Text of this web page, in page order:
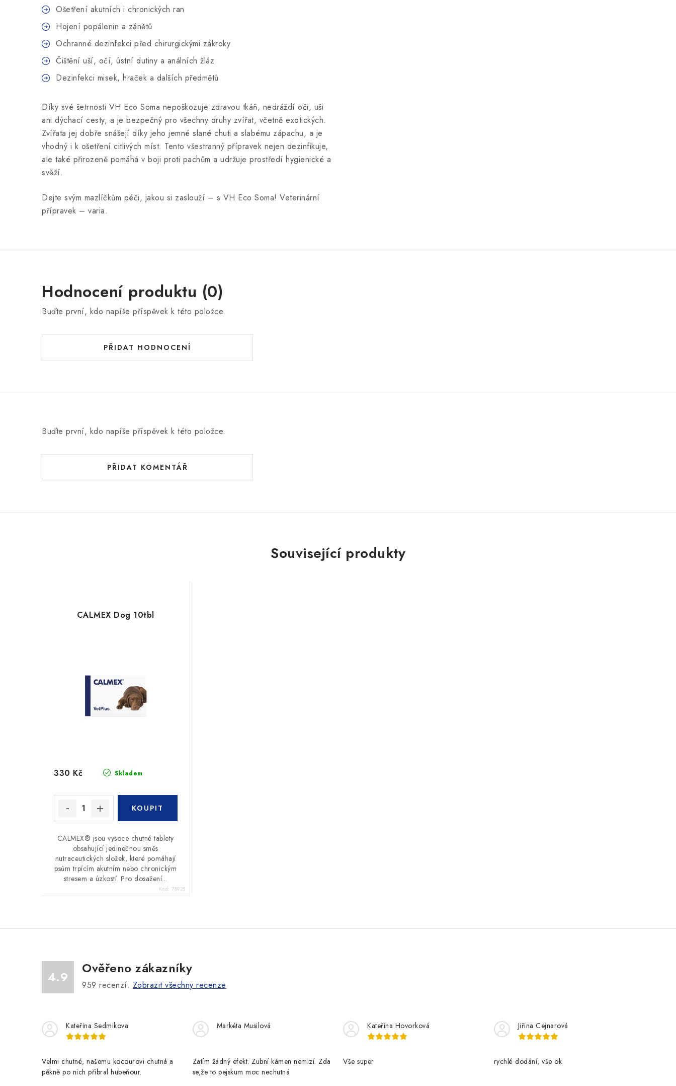
Ošetření akutních i chronických ran
Hojení popálenin a zánětů
Ochranné dezinfekci před chirurgickými zákroky
Čištění uší, očí, ústní dutiny a análních žláz
Dezinfekci misek, hraček a dalších předmětů
Díky své šetrnosti VH Eco Soma nepoškozuje zdravou tkáň, nedráždí oči, uši
ani dýchací cesty, a je bezpečný pro všechny druhy zvířat, včetně exotických.
Zvířata jej dobře snášejí díky jeho jemné slané chuti a slabému zápachu, a je
vhodný i k ošetření citlivých míst. Tento všestranný přípravek nejen dezinfikuje,
ale také přirozeně pomáhá v boji proti pachům a udržuje prostředí hygienické a
svěží.
Dejte svým mazlíčkům péči, jakou si zaslouží – s VH Eco Soma! Veterinární
přípravek – varia.
Hodnocení produktu (0)
Buďte první, kdo napíše příspěvek k této položce.
PŘIDAT HODNOCENÍ
Buďte první, kdo napíše příspěvek k této položce.
PŘIDAT KOMENTÁŘ
Související produkty
CALMEX Dog 10tbl
Skladem
330 Kč
CALMEX® jsou vysoce chutné tablety
obsahující jedinečnou směs
nutraceutických složek, které pomáhají
psům trpícím akutním nebo chronickým
stresem a úzkostí. Pro dosažení...
Kód: 78925
4.9
Ověřeno zákazníky
959 recenzí. Zobrazit všechny recenze
Kateřina Sedmikova
Velmi chutné, našemu kocourovi chutná a
pěkně po nich přibral hubeňour.
Markéta Musilová
Zatím žádný efekt. Zubní kámen nemizí. Zda
se,že to pejskum moc nechutná
Kateřina Hovorková
Vše super
Jiřina Cejnarová
rychlé dodání, vše ok